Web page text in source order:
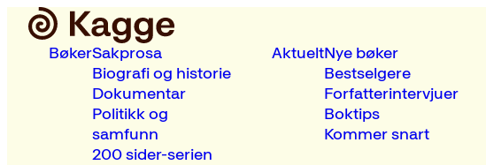
BøkerSakprosa
Biografi og historie
Dokumentar
Politikk og
samfunn
200 sider-serien
AktueltNye bøker
Bestselgere
Forfatterintervjuer
Boktips
Kommer snart